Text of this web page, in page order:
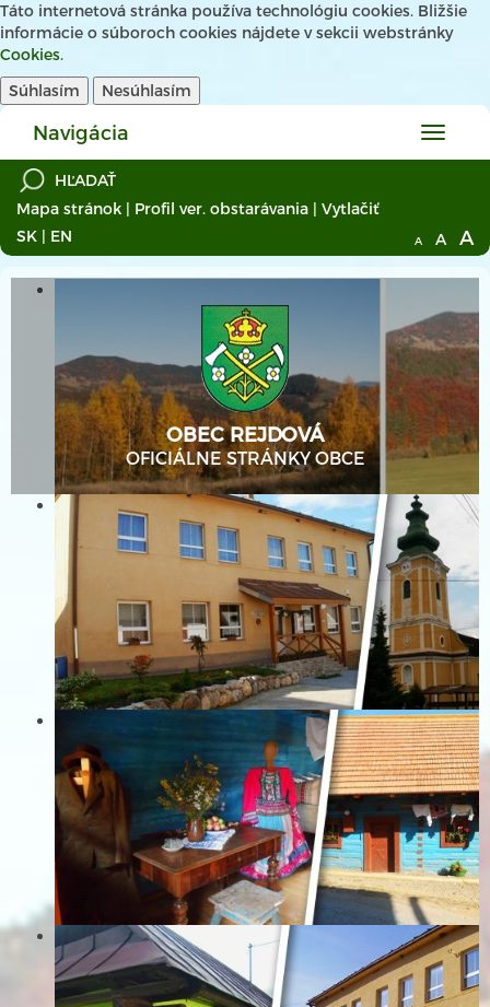
Táto internetová stránka používa technológiu cookies. Bližšie
informácie o súboroch cookies nájdete v sekcii webstránky
Cookies.
Súhlasím
Nesúhlasím
Hlavné
menu
Navigácia
Mapa stránok | Profil ver. obstarávania | Vytlačiť
SK | EN A A A
OBEC REJDOVÁ
OFICIÁLNE STRÁNKY OBCE